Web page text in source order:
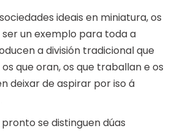
ideais en miniatura, os
un exemplo para toda a
a división tradicional que
que oran, os que traballan e os
deixar de aspirar por iso á
se distinguen dúas